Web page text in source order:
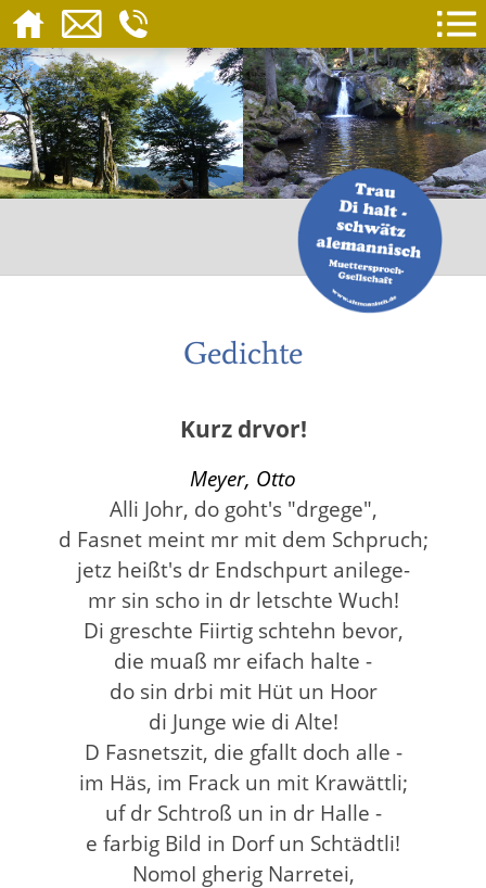
Gedichte
Kurz drvor!
Meyer, Otto
Alli Johr, do goht's "drgege",
d Fasnet meint mr mit dem Schpruch;
jetz heißt's dr Endschpurt anilege-
mr sin scho in dr letschte Wuch!
Di greschte Fiirtig schtehn bevor,
die muaß mr eifach halte -
do sin drbi mit Hüt un Hoor
di Junge wie di Alte!
D Fasnetszit, die gfallt doch alle -
im Häs, im Frack un mit Krawättli;
uf dr Schtroß un in dr Halle -
e farbig Bild in Dorf un Schtädtli!
NomoI gherig Narretei,